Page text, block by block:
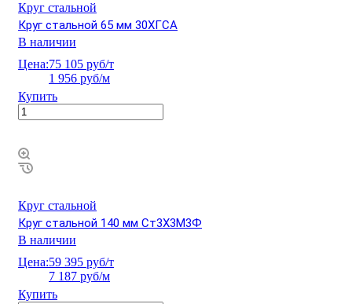
Круг стальной
Круг стальной 65 мм 30ХГСА
В наличии
Цена:75 105 руб/т
1 956 руб/м
Купить
Круг стальной
Круг стальной 140 мм Ст3Х3М3Ф
В наличии
Цена:59 395 руб/т
7 187 руб/м
Купить